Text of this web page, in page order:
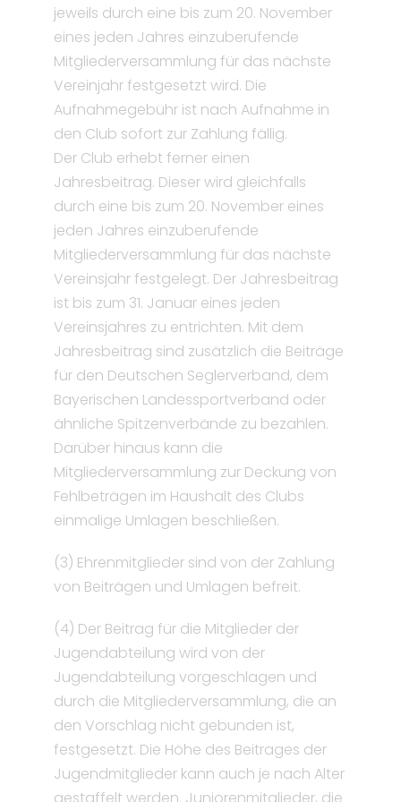
jeweils durch eine bis zum 20. November
eines jeden Jahres einzuberufende
Mitgliederversammlung für das nächste
Vereinjahr festgesetzt wird. Die
Aufnahmegebühr ist nach Aufnahme in
den Club sofort zur Zahlung fällig.
Der Club erhebt ferner einen
Jahresbeitrag. Dieser wird gleichfalls
durch eine bis zum 20. November eines
jeden Jahres einzuberufende
Mitgliederversammlung für das nächste
Vereinsjahr festgelegt. Der Jahresbeitrag
ist bis zum 31. Januar eines jeden
Vereinsjahres zu entrichten. Mit dem
Jahresbeitrag sind zusätzlich die Beiträge
für den Deutschen Seglerverband, dem
Bayerischen Landessportverband oder
ähnliche Spitzenverbände zu bezahlen.
Darüber hinaus kann die
Mitgliederversammlung zur Deckung von
Fehlbeträgen im Haushalt des Clubs
einmalige Umlagen beschließen.
(3) Ehrenmitglieder sind von der Zahlung
von Beiträgen und Umlagen befreit.
(4) Der Beitrag für die Mitglieder der
Jugendabteilung wird von der
Jugendabteilung vorgeschlagen und
durch die Mitgliederversammlung, die an
den Vorschlag nicht gebunden ist,
festgesetzt. Die Höhe des Beitrages der
Jugendmitglieder kann auch je nach Alter